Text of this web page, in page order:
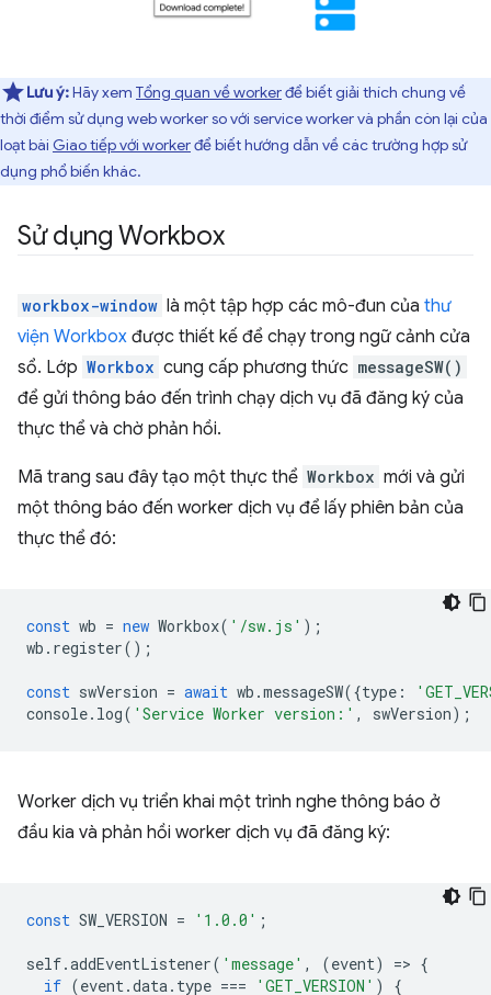
Lưu ý:Hãy xem Tổng quan về workerđể biết giải thích chung về
thời điểm sử dụng web worker so với service worker và phần còn lại của
loạt bài Giao tiếp với workerđể biết hướng dẫn về các trường hợp sử
dụng phổ biến khác.
Sử dụng Workbox
workbox-window là một tập hợp các mô-đun của thư
viện Workbox được thiết kế để chạy trong ngữ cảnh cửa
sổ. Lớp Workbox cung cấp phương thức messageSW()
để gửi thông báo đến trình chạy dịch vụ đã đăng ký của
thực thể và chờ phản hồi.
Mã trang sau đây tạo một thực thể Workbox mới và gửi
một thông báo đến worker dịch vụ để lấy phiên bản của
thực thể đó:
const wb = new Workbox( '/sw.js' );
wb . register();
const swVersion = await wb .messageSW({type :
console. log( 'Service Worker version:' , swVersion);
Worker dịch vụ triển khai một trình nghe thông báo ở
đầu kia và phản hồi worker dịch vụ đã đăng ký:
const SW_VERSION = '1.0.0' ;
self.addEventListener( 'message' , (event) => {
if (event.data. type === 'GET_VERSION' )
{